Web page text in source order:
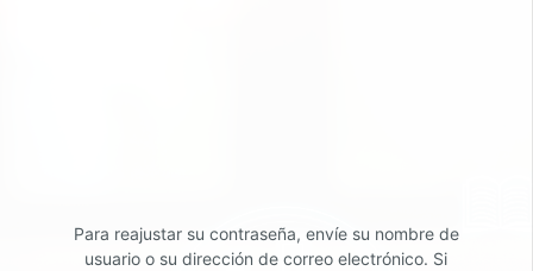
Para reajustar su contraseña, envíe su nombre de
usuario o su dirección de correo electrónico. Si